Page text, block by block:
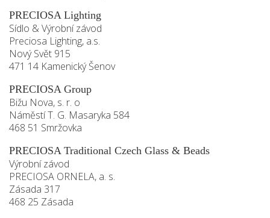
PRECIOSA Lighting
Sídlo & Výrobní závod
Preciosa Lighting, a.s.
Nový Svět 915
471 14 Kamenický Šenov
PRECIOSA Group
Bižu Nova, s. r. o
Náměstí T. G. Masaryka 584
468 51 Smržovka
PRECIOSA Traditional Czech Glass & Beads
Výrobní závod
PRECIOSA ORNELA, a. s.
Zásada 317
468 25 Zásada